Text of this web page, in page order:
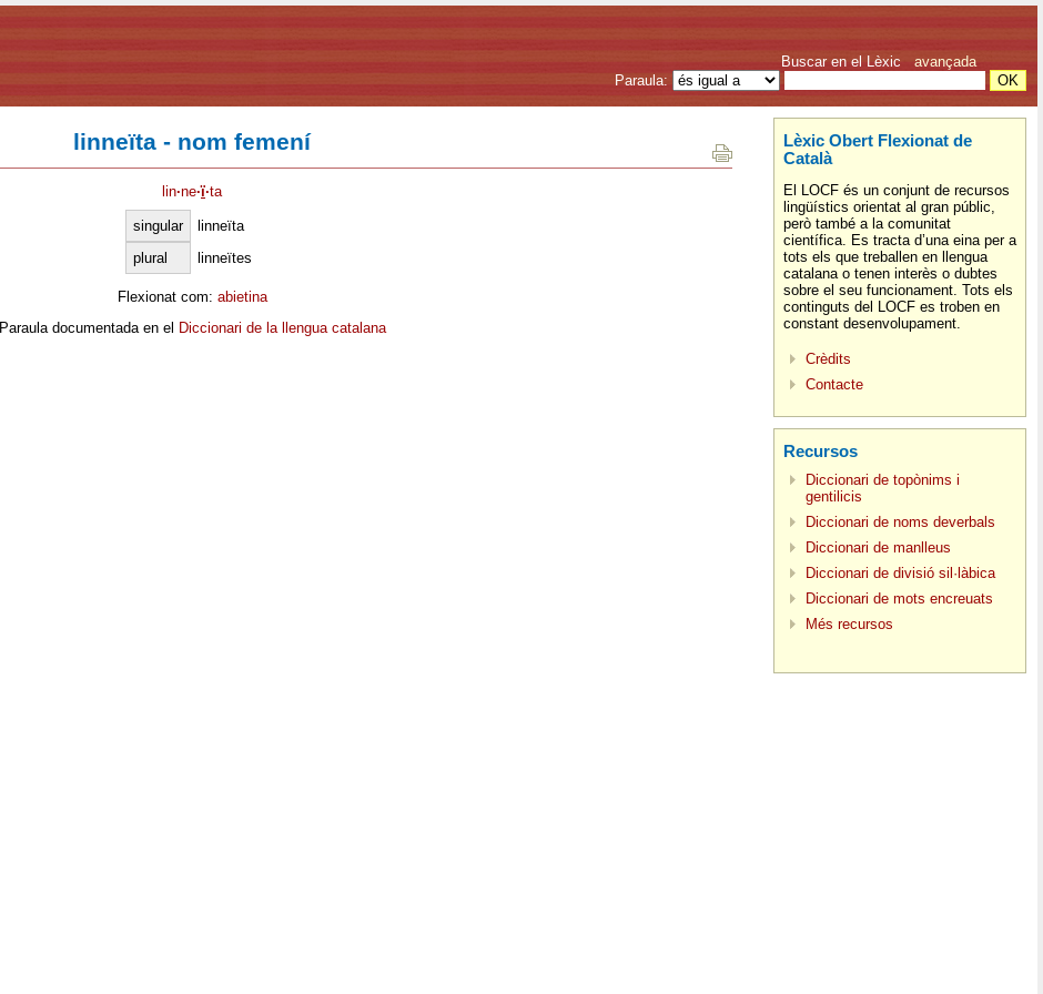
Buscar en el Lèxic avançada
Paraula:
linneïta - nom femení
lin·ne·ï·ta
singular
linneïta
plural
linneïtes
Flexionat com: abietina
Paraula documentada en el Diccionari de la llengua catalana
Lèxic Obert Flexionat de
Català
El LOCF és un conjunt de recursos
lingüístics orientat al gran públic,
però també a la comunitat
científica. Es tracta d’una eina per a
tots els que treballen en llengua
catalana o tenen interès o dubtes
sobre el seu funcionament. Tots els
continguts del LOCF es troben en
constant desenvolupament.
Crèdits
Contacte
Recursos
Diccionari de topònims i
gentilicis
Diccionari de noms deverbals
Diccionari de manlleus
Diccionari de divisió sil·làbica
Diccionari de mots encreuats
Més recursos